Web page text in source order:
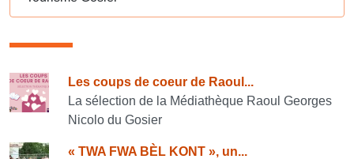
Consulter également
Les coups de coeur de Raoul...
La sélection de la Médiathèque Raoul Georges
Nicolo du Gosier
« TWA FWA BÈL KONT », un...